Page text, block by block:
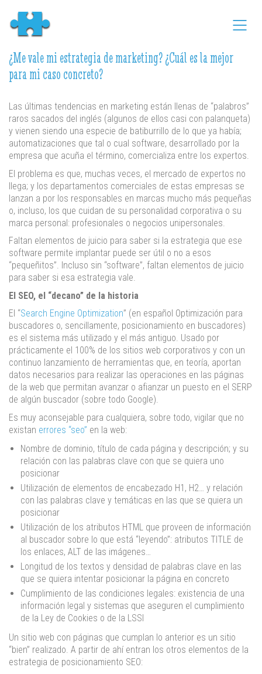
¿Me vale mi estrategia de marketing? ¿Cuál es la mejor
para mi caso concreto?
Las últimas tendencias en marketing están llenas de “palabros”
raros sacados del inglés (algunos de ellos casi con palanqueta)
y vienen siendo una especie de batiburrillo de lo que ya había;
automatizaciones que tal o cual software, desarrollado por la
empresa que acuña el término, comercializa entre los expertos.
El problema es que, muchas veces, el mercado de expertos no
llega; y los departamentos comerciales de estas empresas se
lanzan a por los responsables en marcas mucho más pequeñas
o, incluso, los que cuidan de su personalidad corporativa o su
marca personal: profesionales o negocios unipersonales.
Faltan elementos de juicio para saber si la estrategia que ese
software permite implantar puede ser útil o no a esos
“pequeñitos”. Incluso sin “software”, faltan elementos de juicio
para saber si esa estrategia vale.
El SEO, el “decano” de la historia
El “Search Engine Optimization” (en español Optimización para
buscadores o, sencillamente, posicionamiento en buscadores)
es el sistema más utilizado y el más antiguo. Usado por
prácticamente el 100% de los sitios web corporativos y con un
continuo lanzamiento de herramientas que, en teoría, aportan
datos necesarios para realizar las operaciones en las páginas
de la web que permitan avanzar o afianzar un puesto en el SERP
de algún buscador (sobre todo Google).
Es muy aconsejable para cualquiera, sobre todo, vigilar que no
existan errores “seo” en la web:
Nombre de dominio, título de cada página y descripción; y su
relación con las palabras clave con que se quiera uno
posicionar
Utilización de elementos de encabezado H1, H2… y relación
con las palabras clave y temáticas en las que se quiera un
posicionar
Utilización de los atributos HTML que proveen de información
al buscador sobre lo que está “leyendo”: atributos TITLE de
los enlaces, ALT de las imágenes…
Longitud de los textos y densidad de palabras clave en las
que se quiera intentar posicionar la página en concreto
Cumplimiento de las condiciones legales: existencia de una
información legal y sistemas que aseguren el cumplimiento
de la Ley de Cookies o de la LSSI
Un sitio web con páginas que cumplan lo anterior es un sitio
“bien” realizado. A partir de ahí entran los otros elementos de la
estrategia de posicionamiento SEO: